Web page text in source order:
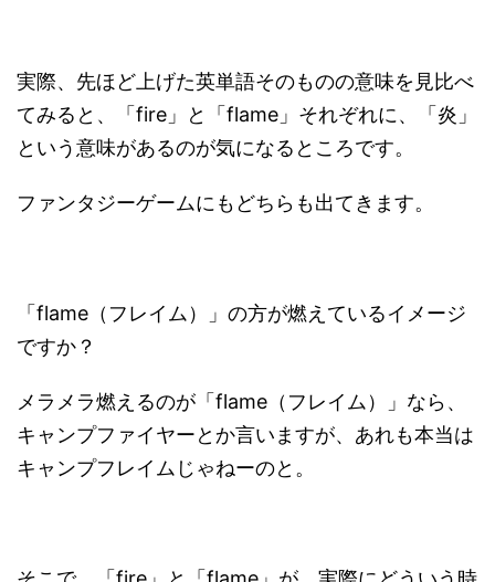
実際、先ほど上げた英単語そのものの意味を見比べ
てみると、「fire」と「flame」それぞれに、「炎」
という意味があるのが気になるところです。
ファンタジーゲームにもどちらも出てきます。
「flame（フレイム）」の方が燃えているイメージ
ですか？
メラメラ燃えるのが「flame（フレイム）」なら、
キャンプファイヤーとか言いますが、あれも本当は
キャンプフレイムじゃねーのと。